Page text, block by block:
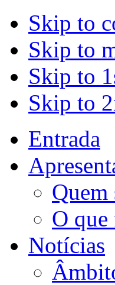
Skip to
Skip to
Skip to
Skip to
Entrada
Quem
O que
Notícias